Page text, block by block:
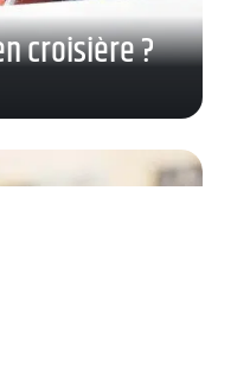
croisière ?